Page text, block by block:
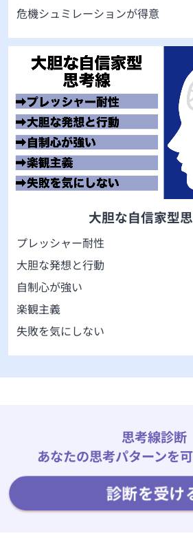
危機シュミレーションが得意
大胆な自信家型
プレッシャー耐性
大胆な発想と行動
自制心が強い
楽観主義
失敗を気にしない
思考線診断
あなたの思考パターンを
診断を受け